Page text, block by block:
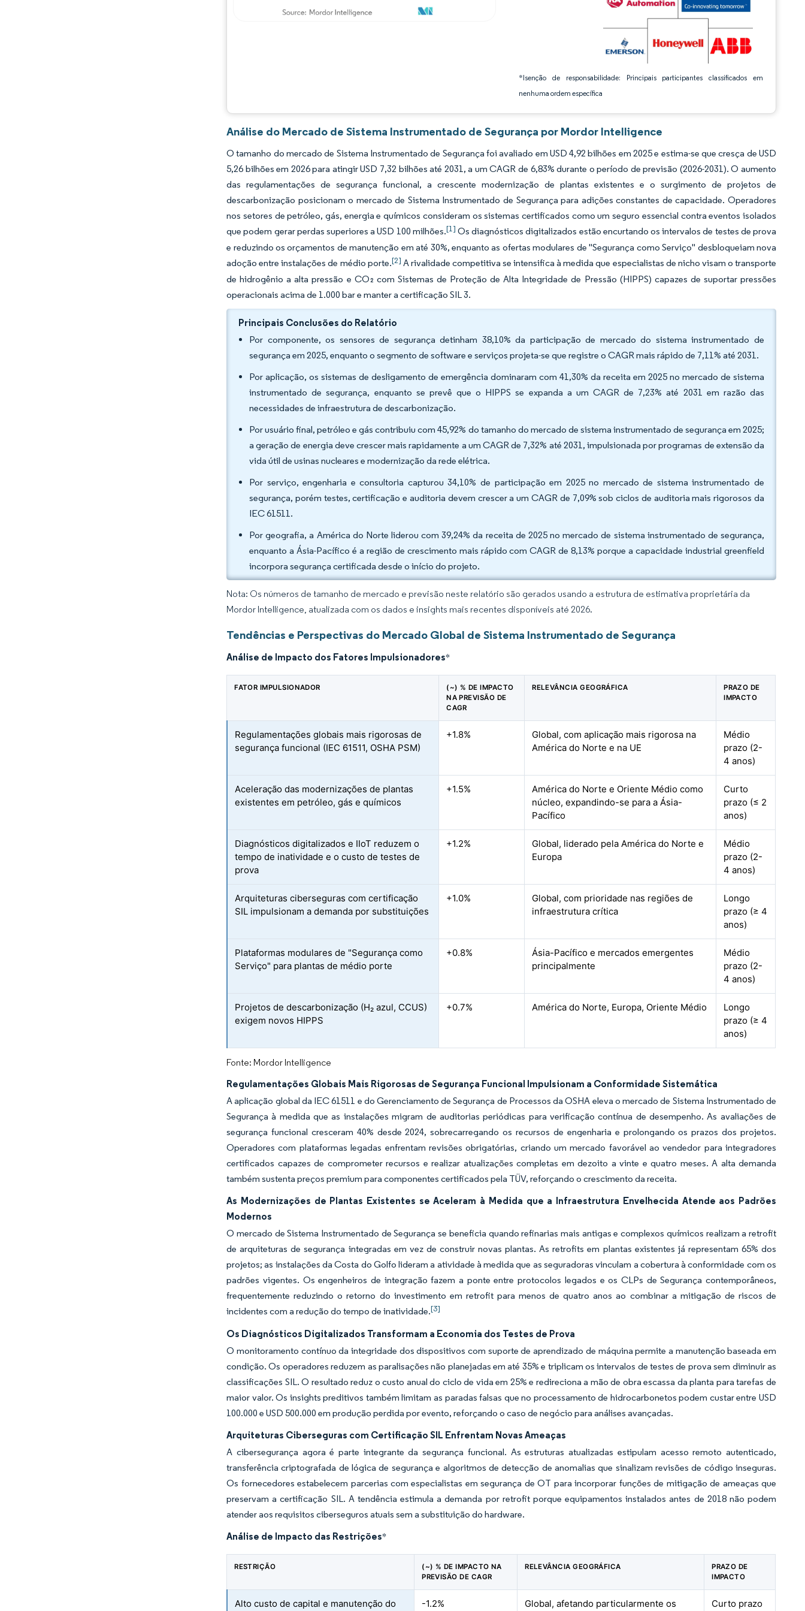
*Isenção de responsabilidade: Principais participantes classificados em
nenhuma ordem específica
Análise do Mercado de Sistema Instrumentado de Segurança por Mordor Intelligence
O tamanho do mercado de Sistema Instrumentado de Segurança foi avaliado em USD 4,92 bilhões em 2025 e estima-se que cresça de USD
5,26 bilhões em 2026 para atingir USD 7,32 bilhões até 2031, a um CAGR de 6,83% durante o período de previsão (2026-2031). O aumento
das regulamentações de segurança funcional, a crescente modernização de plantas existentes e o surgimento de projetos de
descarbonização posicionam o mercado de Sistema Instrumentado de Segurança para adições constantes de capacidade. Operadores
nos setores de petróleo, gás, energia e químicos consideram os sistemas certificados como um seguro essencial contra eventos isolados
que podem gerar perdas superiores a USD 100 milhões.[1] Os diagnósticos digitalizados estão encurtando os intervalos de testes de prova
e reduzindo os orçamentos de manutenção em até 30%, enquanto as ofertas modulares de "Segurança como Serviço" desbloqueiam nova
adoção entre instalações de médio porte.[2] A rivalidade competitiva se intensifica à medida que especialistas de nicho visam o transporte
de hidrogênio a alta pressão e CO₂ com Sistemas de Proteção de Alta Integridade de Pressão (HIPPS) capazes de suportar pressões
operacionais acima de 1.000 bar e manter a certificação SIL 3.
Principais Conclusões do Relatório
Por componente, os sensores de segurança detinham 38,10% da participação de mercado do sistema instrumentado de
segurança em 2025, enquanto o segmento de software e serviços projeta-se que registre o CAGR mais rápido de 7,11% até 2031.
Por aplicação, os sistemas de desligamento de emergência dominaram com 41,30% da receita em 2025 no mercado de sistema
instrumentado de segurança, enquanto se prevê que o HIPPS se expanda a um CAGR de 7,23% até 2031 em razão das
necessidades de infraestrutura de descarbonização.
Por usuário final, petróleo e gás contribuiu com 45,92% do tamanho do mercado de sistema instrumentado de segurança em 2025;
a geração de energia deve crescer mais rapidamente a um CAGR de 7,32% até 2031, impulsionada por programas de extensão da
vida útil de usinas nucleares e modernização da rede elétrica.
Por serviço, engenharia e consultoria capturou 34,10% de participação em 2025 no mercado de sistema instrumentado de
segurança, porém testes, certificação e auditoria devem crescer a um CAGR de 7,09% sob ciclos de auditoria mais rigorosos da
IEC 61511.
Por geografia, a América do Norte liderou com 39,24% da receita de 2025 no mercado de sistema instrumentado de segurança,
enquanto a Ásia-Pacífico é a região de crescimento mais rápido com CAGR de 8,13% porque a capacidade industrial greenfield
incorpora segurança certificada desde o início do projeto.
Nota: Os números de tamanho de mercado e previsão neste relatório são gerados usando a estrutura de estimativa proprietária da
Mordor Intelligence, atualizada com os dados e insights mais recentes disponíveis até 2026.
Tendências e Perspectivas do Mercado Global de Sistema Instrumentado de Segurança
Análise de Impacto dos Fatores Impulsionadores*
FATOR IMPULSIONADOR
(~) % DE IMPACTO
NA PREVISÃO DE
CAGR
RELEVÂNCIA GEOGRÁFICA
PRAZO DE
IMPACTO
Regulamentações globais mais rigorosas de
segurança funcional (IEC 61511, OSHA PSM)
+1.8%
Global, com aplicação mais rigorosa na
América do Norte e na UE
Médio
prazo (2-
4 anos)
Aceleração das modernizações de plantas
existentes em petróleo, gás e químicos
+1.5%
América do Norte e Oriente Médio como
núcleo, expandindo-se para a Ásia-
Pacífico
Curto
prazo (≤ 2
anos)
Diagnósticos digitalizados e IIoT reduzem o
tempo de inatividade e o custo de testes de
prova
+1.2%
Global, liderado pela América do Norte e
Europa
Médio
prazo (2-
4 anos)
Arquiteturas ciberseguras com certificação
SIL impulsionam a demanda por substituições
+1.0%
Global, com prioridade nas regiões de
infraestrutura crítica
Longo
prazo (≥ 4
anos)
Plataformas modulares de "Segurança como
Serviço" para plantas de médio porte
+0.8%
Ásia-Pacífico e mercados emergentes
principalmente
Médio
prazo (2-
4 anos)
Projetos de descarbonização (H₂ azul, CCUS)
exigem novos HIPPS
+0.7% América do Norte, Europa, Oriente Médio
Longo
prazo (≥ 4
anos)
Fonte: Mordor Intelligence
Regulamentações Globais Mais Rigorosas de Segurança Funcional Impulsionam a Conformidade Sistemática
A aplicação global da IEC 61511 e do Gerenciamento de Segurança de Processos da OSHA eleva o mercado de Sistema Instrumentado de
Segurança à medida que as instalações migram de auditorias periódicas para verificação contínua de desempenho. As avaliações de
segurança funcional cresceram 40% desde 2024, sobrecarregando os recursos de engenharia e prolongando os prazos dos projetos.
Operadores com plataformas legadas enfrentam revisões obrigatórias, criando um mercado favorável ao vendedor para integradores
certificados capazes de comprometer recursos e realizar atualizações completas em dezoito a vinte e quatro meses. A alta demanda
também sustenta preços premium para componentes certificados pela TÜV, reforçando o crescimento da receita.
As Modernizações de Plantas Existentes se Aceleram à Medida que a Infraestrutura Envelhecida Atende aos Padrões
Modernos
O mercado de Sistema Instrumentado de Segurança se beneficia quando refinarias mais antigas e complexos químicos realizam a retrofit
de arquiteturas de segurança integradas em vez de construir novas plantas. As retrofits em plantas existentes já representam 65% dos
projetos; as instalações da Costa do Golfo lideram a atividade à medida que as seguradoras vinculam a cobertura à conformidade com os
padrões vigentes. Os engenheiros de integração fazem a ponte entre protocolos legados e os CLPs de Segurança contemporâneos,
frequentemente reduzindo o retorno do investimento em retrofit para menos de quatro anos ao combinar a mitigação de riscos de
incidentes com a redução do tempo de inatividade.[3]
Os Diagnósticos Digitalizados Transformam a Economia dos Testes de Prova
O monitoramento contínuo da integridade dos dispositivos com suporte de aprendizado de máquina permite a manutenção baseada em
condição. Os operadores reduzem as paralisações não planejadas em até 35% e triplicam os intervalos de testes de prova sem diminuir as
classificações SIL. O resultado reduz o custo anual do ciclo de vida em 25% e redireciona a mão de obra escassa da planta para tarefas de
maior valor. Os insights preditivos também limitam as paradas falsas que no processamento de hidrocarbonetos podem custar entre USD
100.000 e USD 500.000 em produção perdida por evento, reforçando o caso de negócio para análises avançadas.
Arquiteturas Ciberseguras com Certificação SIL Enfrentam Novas Ameaças
A cibersegurança agora é parte integrante da segurança funcional. As estruturas atualizadas estipulam acesso remoto autenticado,
transferência criptografada de lógica de segurança e algoritmos de detecção de anomalias que sinalizam revisões de código inseguras.
Os fornecedores estabelecem parcerias com especialistas em segurança de OT para incorporar funções de mitigação de ameaças que
preservam a certificação SIL. A tendência estimula a demanda por retrofit porque equipamentos instalados antes de 2018 não podem
atender aos requisitos ciberseguros atuais sem a substituição do hardware.
Análise de Impacto das Restrições*
RESTRIÇÃO
(~) % DE IMPACTO NA
PREVISÃO DE CAGR
RELEVÂNCIA GEOGRÁFICA
PRAZO DE
IMPACTO
Alto custo de capital e manutenção do -1.2% Global, afetando particularmente os Curto prazo